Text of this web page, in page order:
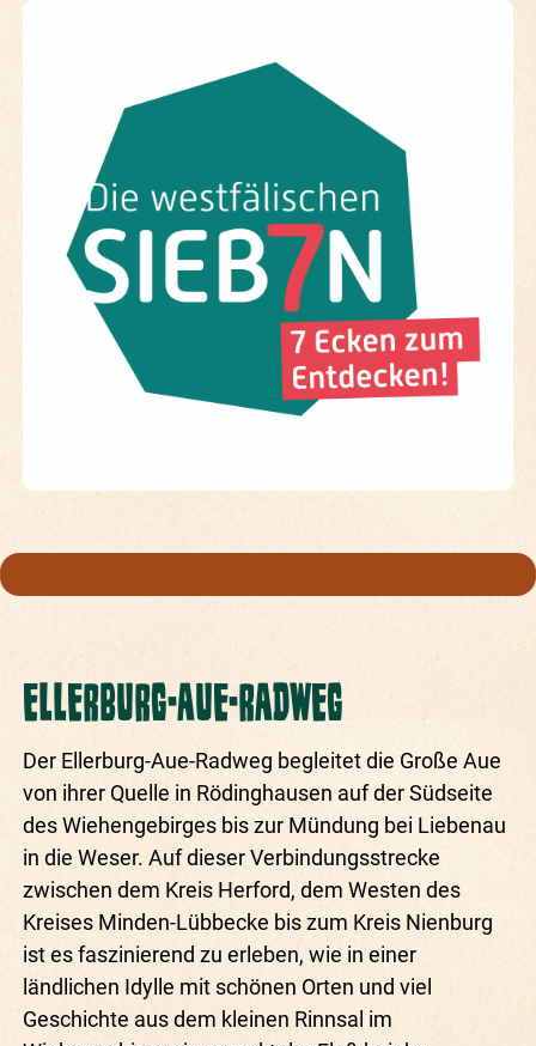
ELLERBURG-AUE-RADWEG
Der Ellerburg-Aue-Radweg begleitet die Große Aue
von ihrer Quelle in Rödinghausen auf der Südseite
des Wiehengebirges bis zur Mündung bei Liebenau
in die Weser. Auf dieser Verbindungsstrecke
zwischen dem Kreis Herford, dem Westen des
Kreises Minden-Lübbecke bis zum Kreis Nienburg
ist es faszinierend zu erleben, wie in einer
ländlichen Idylle mit schönen Orten und viel
Geschichte aus dem kleinen Rinnsal im